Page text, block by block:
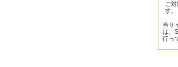
ご
す。
当サ
は、
行っ